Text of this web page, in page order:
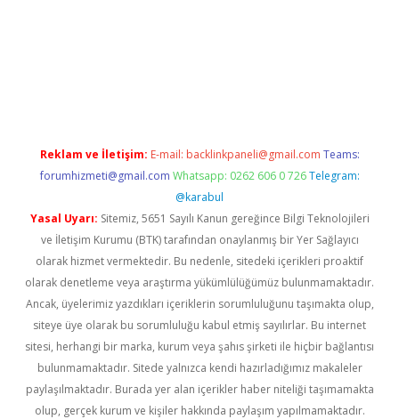
Reklam ve İletişim: E-mail: backlinkpaneli@gmail.com Teams:
forumhizmeti@gmail.com Whatsapp: 0262 606 0 726 Telegram:
@karabul
Yasal Uyarı: Sitemiz, 5651 Sayılı Kanun gereğince Bilgi Teknolojileri
ve İletişim Kurumu (BTK) tarafından onaylanmış bir Yer Sağlayıcı
olarak hizmet vermektedir. Bu nedenle, sitedeki içerikleri proaktif
olarak denetleme veya araştırma yükümlülüğümüz bulunmamaktadır.
Ancak, üyelerimiz yazdıkları içeriklerin sorumluluğunu taşımakta olup,
siteye üye olarak bu sorumluluğu kabul etmiş sayılırlar. Bu internet
sitesi, herhangi bir marka, kurum veya şahıs şirketi ile hiçbir bağlantısı
bulunmamaktadır. Sitede yalnızca kendi hazırladığımız makaleler
paylaşılmaktadır. Burada yer alan içerikler haber niteliği taşımamakta
olup, gerçek kurum ve kişiler hakkında paylaşım yapılmamaktadır.